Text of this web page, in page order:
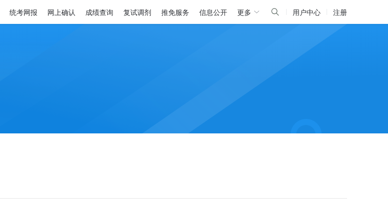
统考网报 网上确认 成绩查询 复试调剂 推免服务 信息公开 更多 用户中心 注册